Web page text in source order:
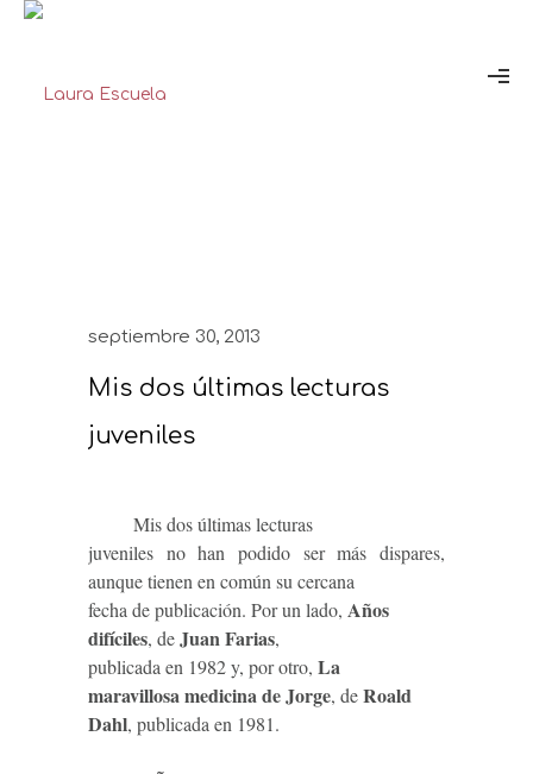
septiembre 30, 2013
Mis dos últimas lecturas
juveniles
Mis dos últimas lecturas
juveniles no han podido ser más dispares,
aunque tienen en común su cercana
fecha de publicación. Por un lado, Años
difíciles, deJuan Farias,
publicada en 1982 y, por otro, La
maravillosa medicina de Jorge, deRoald
Dahl, publicada en 1981.